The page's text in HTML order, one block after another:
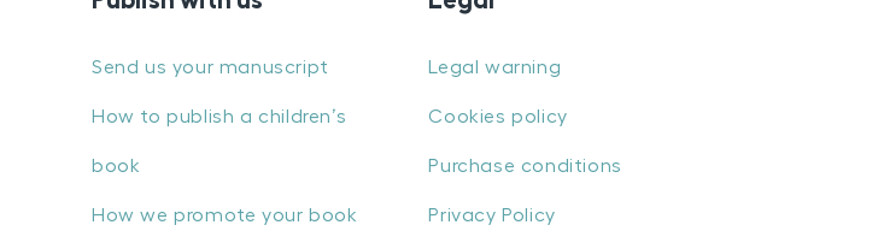
Send us your manuscript
How to publish a children’s
book
How we promote your book
Legal warning
Cookies policy
Purchase conditions
Privacy Policy